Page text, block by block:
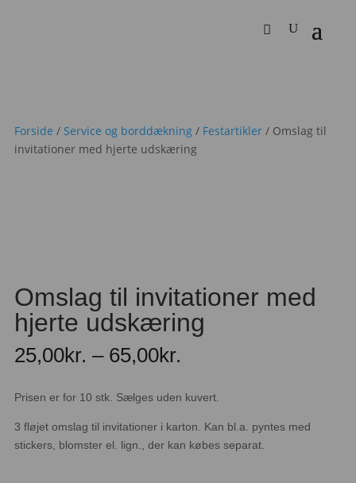
Forside / Service og borddækning / Festartikler / Omslag til
invitationer med hjerte udskæring
Omslag til invitationer med
hjerte udskæring
25,00kr. – 65,00kr.
til
65,00kr.
Prisen er for 10 stk. Sælges uden kuvert.
3 fløjet omslag til invitationer i karton. Kan bl.a. pyntes med
stickers, blomster el. lign., der kan købes separat.